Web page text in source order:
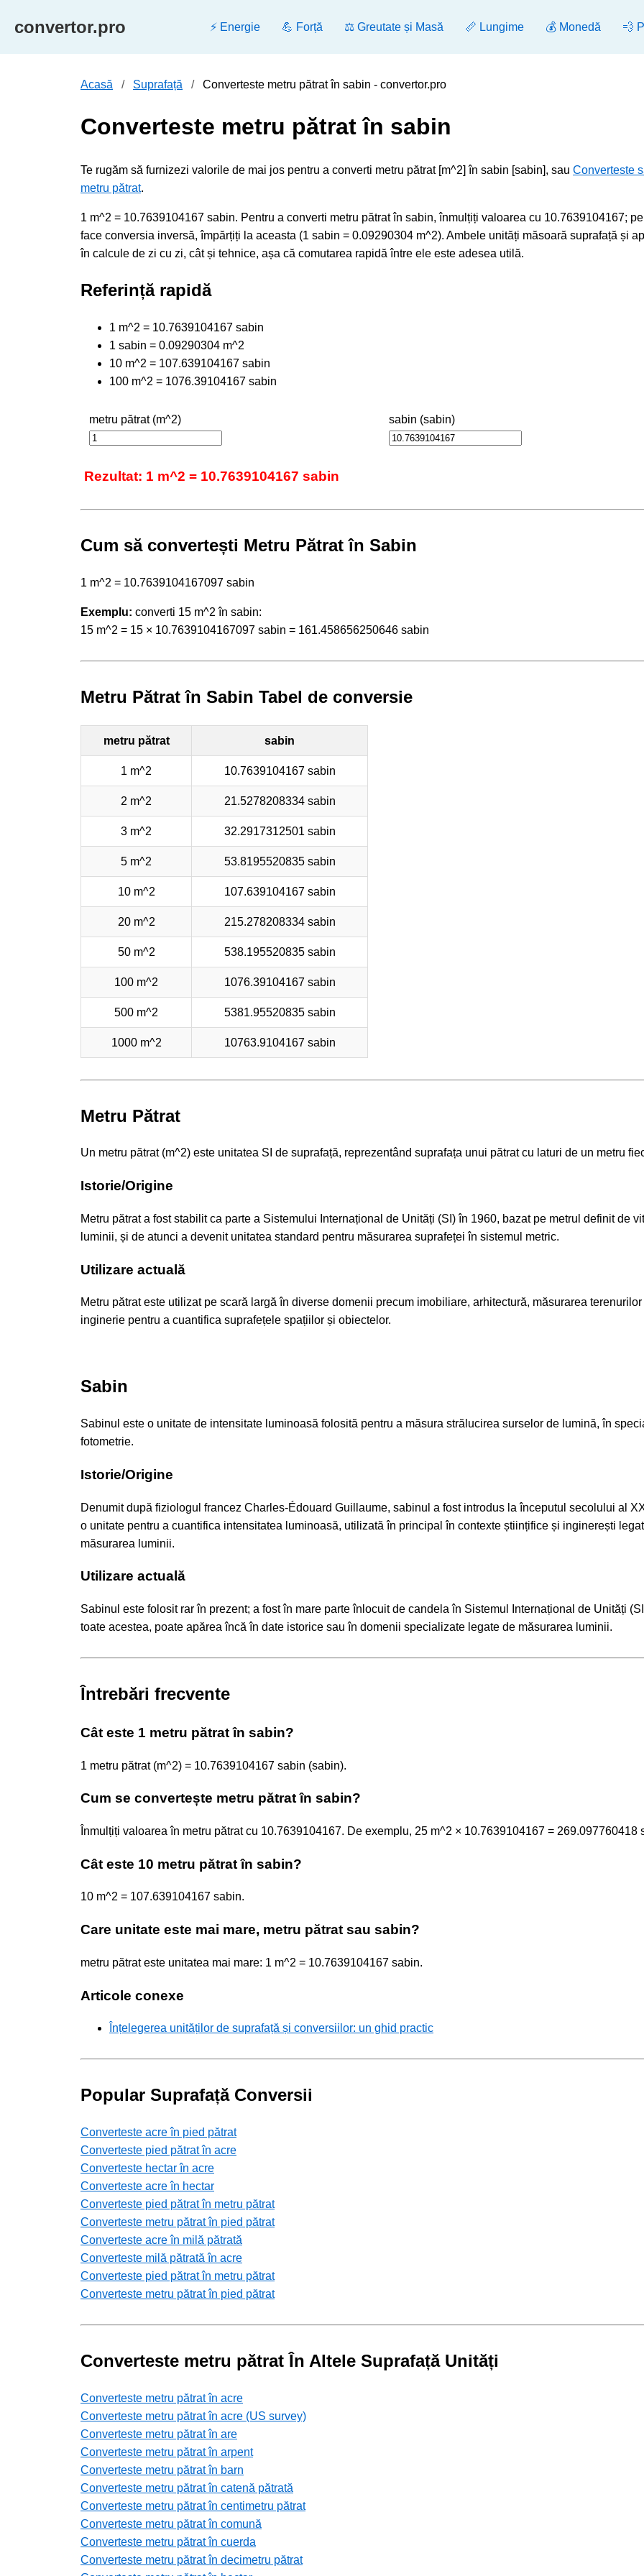
convertor.pro ⚡ Energie 💪 Forță ⚖️ Greutate și Masă 📏 Lungime 💰 Monedă 💨
Acasă Suprafață Converteste metru pătrat în sabin - convertor.pro
Converteste metru pătrat în sabin
Te rugăm să furnizezi valorile de mai jos pentru a converti metru pătrat [m^2] în sabin [sabin], sau Converteste
metru pătrat.
1 m^2 = 10.7639104167 sabin. Pentru a converti metru pătrat în sabin, înmulțiți valoarea cu 10.7639104167;
face conversia inversă, împărțiți la aceasta (1 sabin = 0.09290304 m^2). Ambele unități măsoară suprafață și
în calcule de zi cu zi, cât și tehnice, așa că comutarea rapidă între ele este adesea utilă.
Referință rapidă
1 m^2 = 10.7639104167 sabin
1 sabin = 0.09290304 m^2
10 m^2 = 107.639104167 sabin
100 m^2 = 1076.39104167 sabin
metru pătrat (m^2) sabin (sabin)
Rezultat: 1 m^2 = 10.7639104167 sabin
Cum să convertești Metru Pătrat în Sabin
1 m^2 = 10.7639104167097 sabin
Exemplu: converti 15 m^2 în sabin:
15 m^2 = 15 × 10.7639104167097 sabin = 161.458656250646 sabin
Metru Pătrat în Sabin Tabel de conversie
metru pătrat sabin
1 m^2 10.7639104167 sabin
2 m^2 21.5278208334 sabin
3 m^2 32.2917312501 sabin
5 m^2 53.8195520835 sabin
10 m^2 107.639104167 sabin
20 m^2 215.278208334 sabin
50 m^2 538.195520835 sabin
100 m^2 1076.39104167 sabin
500 m^2 5381.95520835 sabin
1000 m^2 10763.9104167 sabin
Metru Pătrat
Un metru pătrat (m^2) este unitatea SI de suprafață, reprezentând suprafața unui pătrat cu laturi de un metru
Istorie/Origine
Metru pătrat a fost stabilit ca parte a Sistemului Internațional de Unități (SI) în 1960, bazat pe metrul definit de
luminii, și de atunci a devenit unitatea standard pentru măsurarea suprafeței în sistemul metric.
Utilizare actuală
Metru pătrat este utilizat pe scară largă în diverse domenii precum imobiliare, arhitectură, măsurarea terenurilor
inginerie pentru a cuantifica suprafețele spațiilor și obiectelor.
Sabin
Sabinul este o unitate de intensitate luminoasă folosită pentru a măsura strălucirea surselor de lumină, în
fotometrie.
Istorie/Origine
Denumit după fiziologul francez Charles-Édouard Guillaume, sabinul a fost introdus la începutul secolului al
o unitate pentru a cuantifica intensitatea luminoasă, utilizată în principal în contexte științifice și inginerești
măsurarea luminii.
Utilizare actuală
Sabinul este folosit rar în prezent; a fost în mare parte înlocuit de candela în Sistemul Internațional de Unități
toate acestea, poate apărea încă în date istorice sau în domenii specializate legate de măsurarea luminii.
Întrebări frecvente
Cât este 1 metru pătrat în sabin?
1 metru pătrat (m^2) = 10.7639104167 sabin (sabin).
Cum se convertește metru pătrat în sabin?
Înmulțiți valoarea în metru pătrat cu 10.7639104167. De exemplu, 25 m^2 × 10.7639104167 = 269.097760418
Cât este 10 metru pătrat în sabin?
10 m^2 = 107.639104167 sabin.
Care unitate este mai mare, metru pătrat sau sabin?
metru pătrat este unitatea mai mare: 1 m^2 = 10.7639104167 sabin.
Articole conexe
Înțelegerea unităților de suprafață și conversiilor: un ghid practic
Popular Suprafață Conversii
Converteste acre în pied pătrat
Converteste pied pătrat în acre
Converteste hectar în acre
Converteste acre în hectar
Converteste pied pătrat în metru pătrat
Converteste metru pătrat în pied pătrat
Converteste acre în milă pătrată
Converteste milă pătrată în acre
Converteste pied pătrat în metru pătrat
Converteste metru pătrat în pied pătrat
Converteste metru pătrat În Altele Suprafață Unități
Converteste metru pătrat în acre
Converteste metru pătrat în acre (US survey)
Converteste metru pătrat în are
Converteste metru pătrat în arpent
Converteste metru pătrat în barn
Converteste metru pătrat în catenă pătrată
Converteste metru pătrat în centimetru pătrat
Converteste metru pătrat în comună
Converteste metru pătrat în cuerda
Converteste metru pătrat în decimetru pătrat